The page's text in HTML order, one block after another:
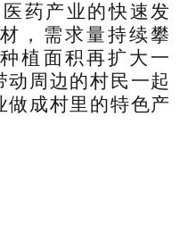
药产业的快速发
，需求量持续攀
植面积再扩大一
周边的村民一起
做成村里的特色产